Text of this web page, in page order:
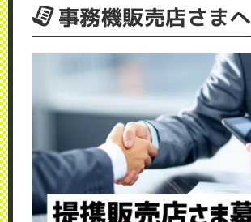
事務機販売店さまへ